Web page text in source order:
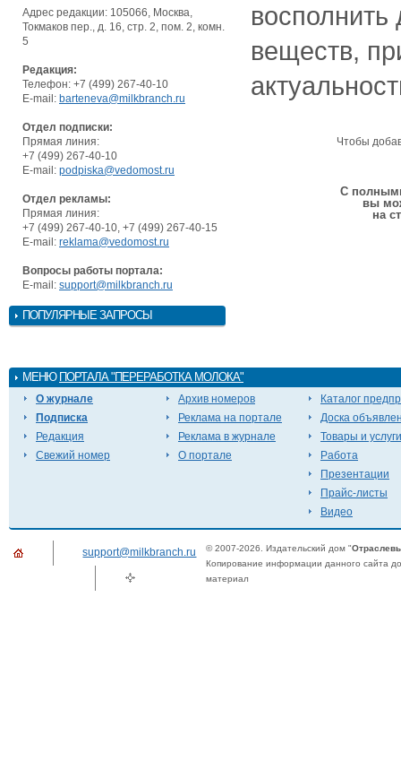
Адрес редакции: 105066, Москва,
Токмаков пер., д. 16, стр. 2, пом. 2, комн.
5
Редакция:
Телефон: +7 (499) 267-40-10
E-mail: barteneva@milkbranch.ru
Отдел подписки:
Прямая линия:
+7 (499) 267-40-10
E-mail: podpiska@vedomost.ru
Отдел рекламы:
Прямая линия:
+7 (499) 267-40-10, +7 (499) 267-40-15
E-mail: reklama@vedomost.ru
Вопросы работы портала:
E-mail: support@milkbranch.ru
ПОПУЛЯРНЫЕ ЗАПРОСЫ
веществ,
Чтобы
С
вы
на
МЕНЮ ПОРТАЛА "ПЕРЕРАБОТКА МОЛОКА"
О журнале
Подписка
Редакция
Свежий номер
Архив номеров
Реклама на портале
Реклама в журнале
О портале
Каталог
Доска
Товары и услуги
Работа
Презентации
Прайс-листы
Видео
support@milkbranch.ru © 2007-2026. Издательский дом "
Копирование информации данного сайта
материал